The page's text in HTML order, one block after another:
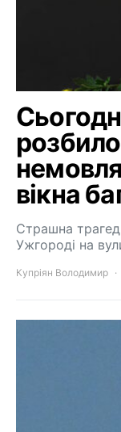
вікна
Страшна
Ужгороді на
Купріян Володимир